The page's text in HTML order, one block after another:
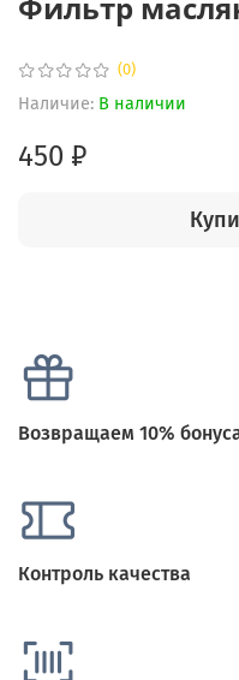
(0)
Наличие: В наличии
450 ₽
Возвращаем 10%
Контроль качества